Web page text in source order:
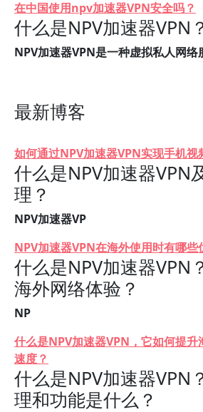
在中国使用npv加速器VPN安全吗？
什么是NPV加速器VPN
NPV加速器VPN是一种虚拟私人网络
最新博客
如何通过NPV加速器VPN实现手机视
什么是NPV加速器VPN
理？
NPV加速器VP
NPV加速器VPN在海外使用时有哪些
什么是NPV加速器VPN
海外网络体验？
NP
什么是NPV加速器VPN，它如何提升
速度？
什么是NPV加速器VPN
理和功能是什么？